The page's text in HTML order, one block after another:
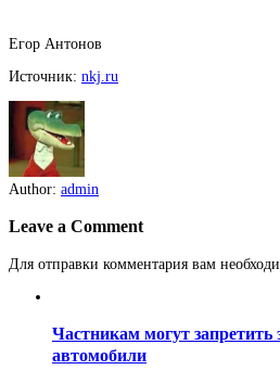
Егор Антонов
Источник: nkj.ru
Author: admin
Leave a Comment
Для отправки комментария вам
Частникам могут запретить
автомобили